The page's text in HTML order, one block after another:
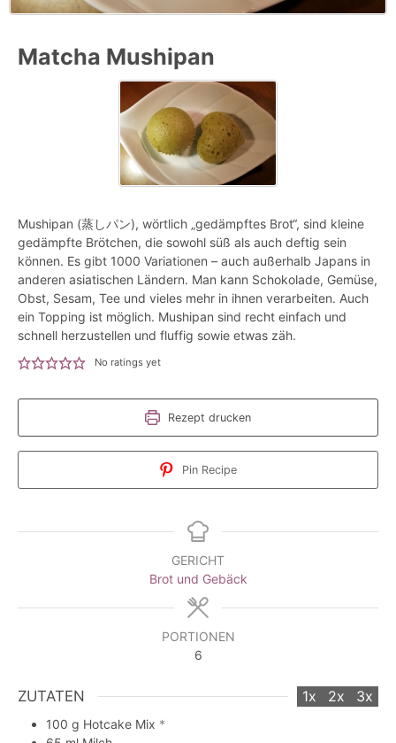
Matcha Mushipan
Mushipan (蒸しパン), wörtlich „gedämpftes Brot“, sind kleine
gedämpfte Brötchen, die sowohl süß als auch deftig sein
können. Es gibt 1000 Variationen – auch außerhalb Japans in
anderen asiatischen Ländern. Man kann Schokolade, Gemüse,
Obst, Sesam, Tee und vieles mehr in ihnen verarbeiten. Auch
ein Topping ist möglich. Mushipan sind recht einfach und
schnell herzustellen und fluffig sowie etwas zäh.
No ratings yet
Rezept drucken
Pin Recipe
GERICHT
Brot und Gebäck
PORTIONEN
6
ZUTATEN 1x 2x 3x
100 g Hotcake Mix *